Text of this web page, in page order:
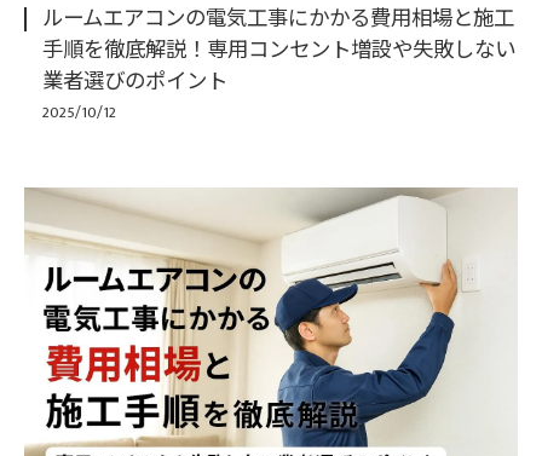
ルームエアコンの電気工事にかかる費用相場と施工
手順を徹底解説！専用コンセント増設や失敗しない
業者選びのポイント
2025/10/12